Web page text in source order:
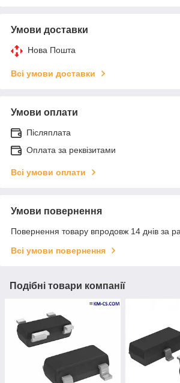
Умови доставки
Нова Пошта
Всі умови доставки
Умови оплати
Післяплата
Оплата за реквізитами
Всі умови оплати
Умови повернення
Повернення товару впродовж 14 днів за
Всі умови повернення
Подібні товари компанії